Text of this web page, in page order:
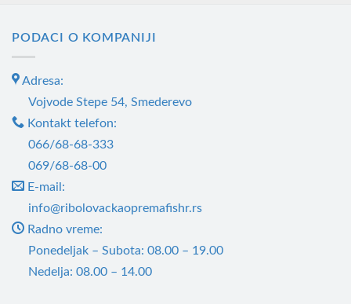
могу
PODACI O KOMPANIJI
Adresa:
Vojvode Stepe 54, Smederevo
Kontakt telefon:
066/68-68-333
069/68-68-00
E-mail:
info@ribolovackaopremafishr.rs
Radno vreme:
Ponedeljak – Subota: 08.00 – 19.00
Nedelja: 08.00 – 14.00